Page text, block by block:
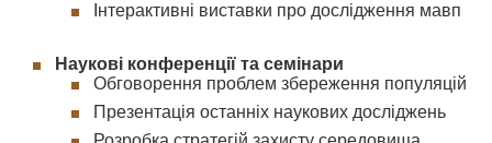
Інтерактивні виставки про дослідження мавп
Наукові конференції та семінари
Обговорення проблем збереження популяцій
Презентація останніх наукових досліджень